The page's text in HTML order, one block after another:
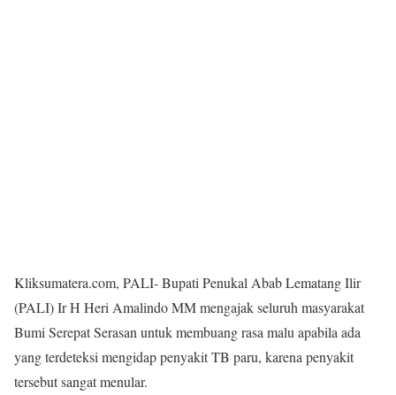
Kliksumatera.com, PALI- Bupati Penukal Abab Lematang Ilir
(PALI) Ir H Heri Amalindo MM mengajak seluruh masyarakat
Bumi Serepat Serasan untuk membuang rasa malu apabila ada
yang terdeteksi mengidap penyakit TB paru, karena penyakit
tersebut sangat menular.